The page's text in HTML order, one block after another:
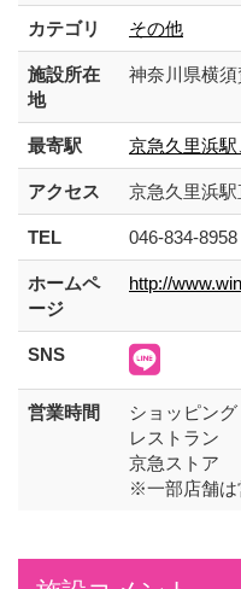
カテゴリ その他
施設所在
地
神奈川県横
最寄駅 京急久里浜
アクセス 京急久里浜
TEL 046-834-8958
ホームペ
ージ
http://
SNS
営業時間
ショッピン
レストラン
京急ストア
※一部店舗は